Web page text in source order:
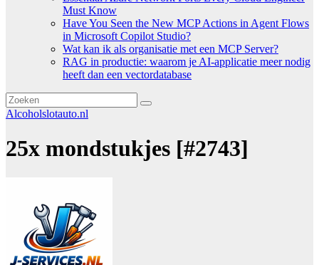
Must Know
Have You Seen the New MCP Actions in Agent Flows
in Microsoft Copilot Studio?
Wat kan ik als organisatie met een MCP Server?
RAG in productie: waarom je AI-applicatie meer nodig
heeft dan een vectordatabase
Alcoholslotauto.nl
25x mondstukjes [#2743]